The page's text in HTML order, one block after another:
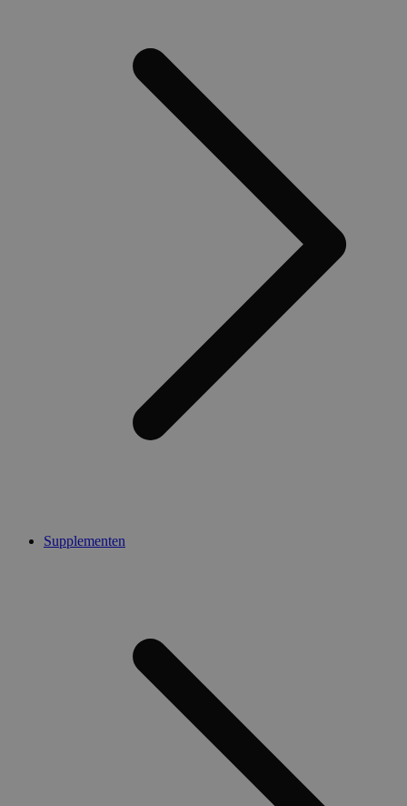
Supplementen